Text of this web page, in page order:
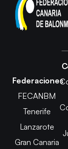
Federaciones
FECANBM
Tenerife
Lanzarote
Gran Canaria